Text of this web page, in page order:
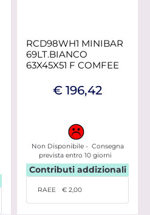
RCD98WH1 MINIBAR
69LT.BIANCO
63X45X51 F COMFEE
€ 196,42
Non Disponibile - Consegna
prevista entro 10 giorni
Contributi addizionali
RAEE € 2,00